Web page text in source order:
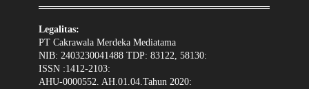
Legalitas:
PT Cakrawala Merdeka Mediatama
NIB: 2403230041488 TDP: 83122, 58130:
ISSN :1412-2103:
AHU-0000552. AH.01.04.Tahun 2020: